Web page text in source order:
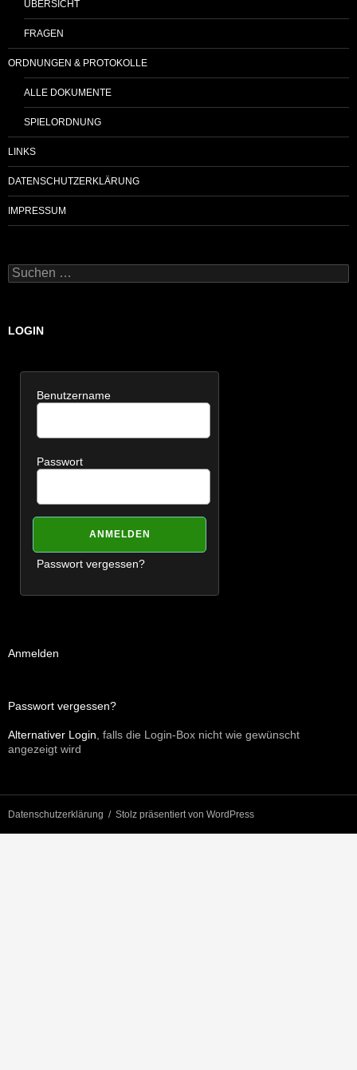
ÜBERSICHT
FRAGEN
ORDNUNGEN & PROTOKOLLE
ALLE DOKUMENTE
SPIELORDNUNG
LINKS
DATENSCHUTZERKLÄRUNG
IMPRESSUM
Suchen
nach:
LOGIN
Benutzername
Passwort
Passwort vergessen?
Anmelden
Passwort vergessen?
Alternativer Login , falls die Login-Box nicht wie gewünscht
angezeigt wird
Datenschutzerklärung Stolz präsentiert von WordPress